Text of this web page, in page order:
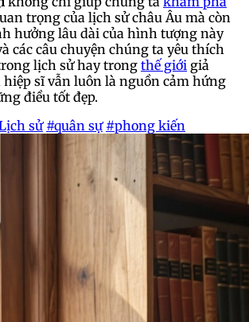
trọng của lịch sử châu Âu mà còn
hưởng lâu dài của hình tượng này
các câu chuyện chúng ta yêu thích
lịch sử hay trong thế giới giả
sĩ vẫn luôn là nguồn cảm hứng
điều tốt đẹp.
sử #quân sự #phong kiến